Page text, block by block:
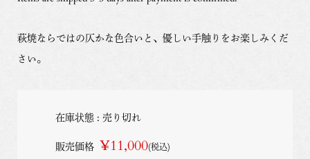
萩焼ならではの仄かな色合いと、優しい手触りをお楽しみくだ
さい。
在庫状態 : 売り切れ
販売価格 ¥11,000(税込)